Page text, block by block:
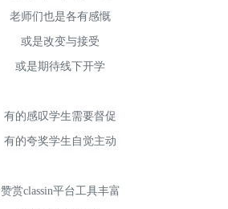
老师们也是各有感慨
或是改变与接受
或是期待线下开学
有的感叹学生需要督促
有的夸奖学生自觉主动
赞赏classin平台工具丰富